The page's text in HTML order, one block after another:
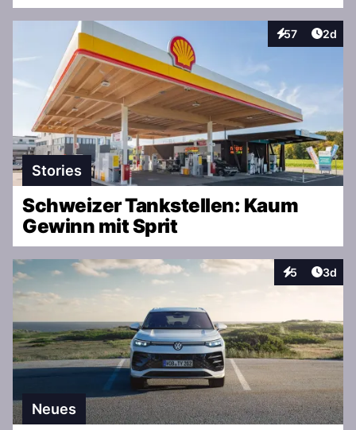
57
Interaktionen
2d
Stories
Schweizer Tankstellen: Kaum
Gewinn mit Sprit
5
Interaktionen
3d
Neues